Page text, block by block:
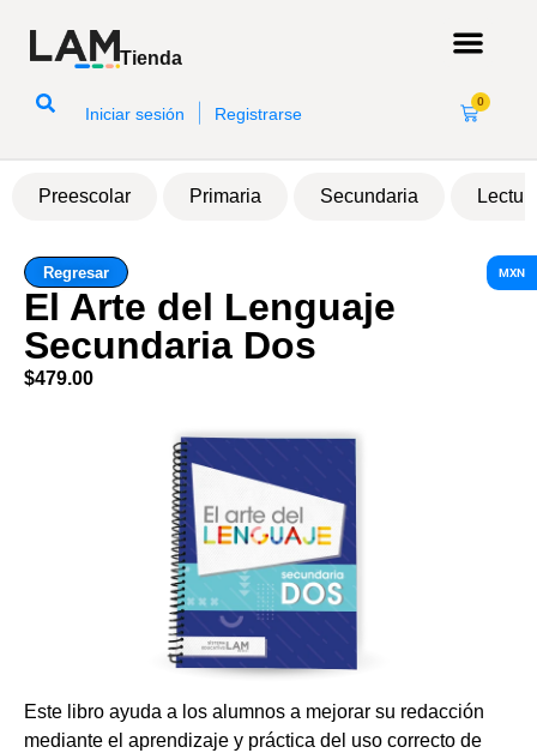
MXN
Tienda
Iniciar sesión Registrarse
0
Preescolar Primaria Secundaria
Regresar
El Arte del Lenguaje
Secundaria Dos
$479.00
Este libro ayuda a los alumnos a mejorar su redacción
mediante el aprendizaje y práctica del uso correcto de